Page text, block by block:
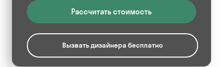
Рассчитать стоимость
Вызвать дизайнера бесплатно